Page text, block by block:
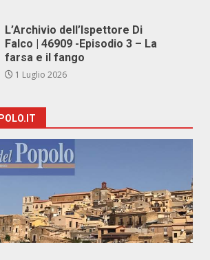
L’Archivio dell’Ispettore Di
Falco | 46909 -Episodio 3 – La
farsa e il fango
1 Luglio 2026